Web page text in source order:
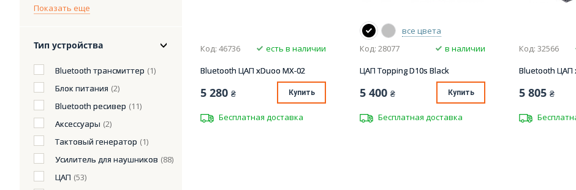
Показать еще
Тип устройства
Bluetooth трансмиттер (1)
Блок питания (2)
Bluetooth ресивер (11)
Аксессуары (2)
Тактовый генератор (1)
Усилитель для наушников (88)
ЦАП (53)
Код: 46736
есть в наличии
Bluetooth ЦАП xDuoo MX-02
5 280 ₴ Купить
Бесплатная доставка
все цвета
Код: 28077
в наличии
ЦАП Topping D10s Black
5 400 ₴ Купить
Бесплатная доставка
Код: 32566
Bluetooth ЦАП
5 805 ₴